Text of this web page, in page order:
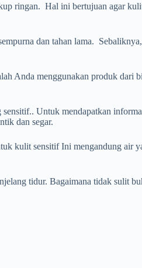
ringan. Hal ini bertujuan agar
dan tahan lama.
Anda menggunakan produk dari
Untuk mendapatkan
dan segar.
kulit sensitif Ini mengandung air
tidur. Bagaimana tidak sulit